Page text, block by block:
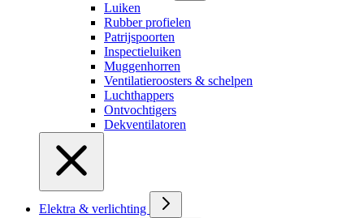
Luiken
Rubber profielen
Patrijspoorten
Inspectieluiken
Muggenhorren
Ventilatieroosters & schelpen
Luchthappers
Ontvochtigers
Dekventilatoren
Elektra & verlichting